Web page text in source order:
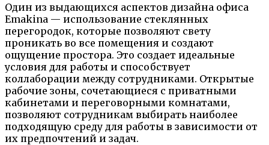
Один из выдающихся аспектов дизайна офиса
Emakina — использование стеклянных
перегородок, которые позволяют свету
проникать во все помещения и создают
ощущение простора. Это создает идеальные
условия для работы и способствует
коллаборации между сотрудниками. Открытые
рабочие зоны, сочетающиеся с приватными
кабинетами и переговорными комнатами,
позволяют сотрудникам выбирать наиболее
подходящую среду для работы в зависимости от
их предпочтений и задач.